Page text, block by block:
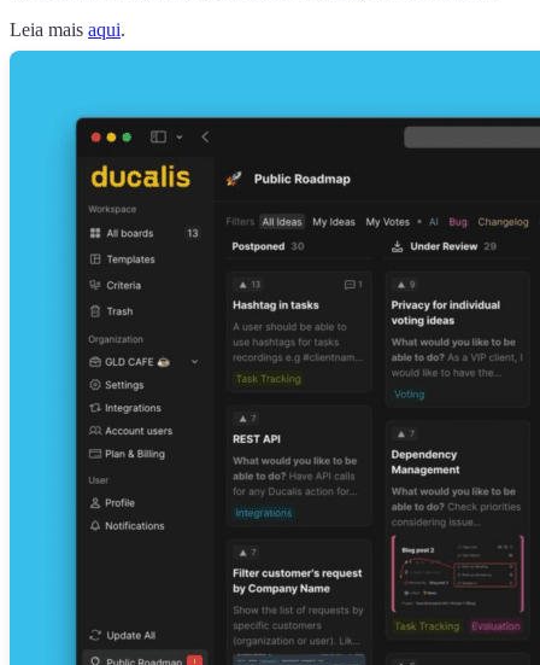
Leia mais aqui.